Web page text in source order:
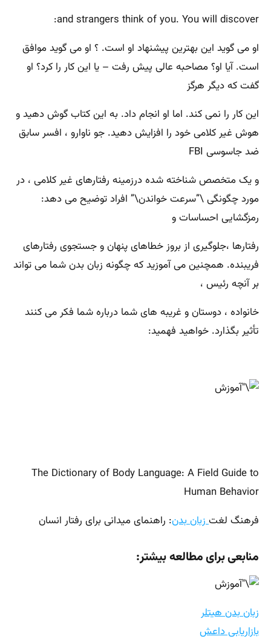
and strangers think of you. You will discover:
او می گوید این بهترین پیشنهاد او است. ؟ او می گوید موافق
است. آیا او؟ مصاحبه عالی پیش رفت – یا این کار را کرد؟ او
گفت که دیگر هرگز
این کار را نمی کند. اما او انجام داد. به این کتاب گوش دهید و
هوش غیر کلامی خود را افزایش دهید. جو ناوارو ، افسر سابق
ضد جاسوسی FBI
و یک متخصص شناخته شده درزمینه رفتارهای غیر کلامی ، در
مورد چگونگی \”سرعت خواندن\” افراد توضیح می دهد:
رمزگشایی احساسات و
رفتارها ،جلوگیری از بروز خطاهای پنهان و جستجوی رفتارهای
فریبنده. همچنین می آموزید که چگونه زبان بدن شما می تواند
بر آنچه رئیس ،
خانواده ، دوستان و غریبه های شما درباره شما فکر می کنند
تأثیر بگذارد. خواهید فهمید:
The Dictionary of Body Language: A Field Guide to
Human Behavior
فرهنگ لغتزبان بدن: راهنمای میدانی برای رفتار انسان
منابعی برای مطالعه بیشتر:
زبان بدن هیتلر
بازاریابی داعش